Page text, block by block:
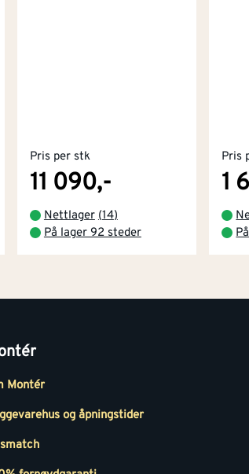
Pris per stk
11 090,-
Nettlager (14)
På lager 92 steder
Pris
1
Montér
og åpningstider